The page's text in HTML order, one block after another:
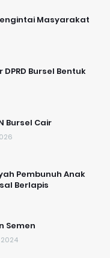
Masyarakat
Bursel Bentuk
Bursel Cair
Pembunuh Anak
Berlapis
Semen